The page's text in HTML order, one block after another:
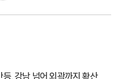
, 강남 넘어 외곽까지 확산